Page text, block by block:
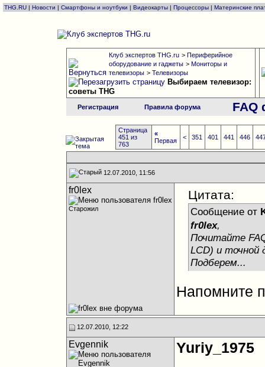
THG.RU | Новости | Смартфоны и ноутбуки | Видеокарты | Процессоры | Материнские
Клуб экспертов THG.ru > Периферийное
оборудование и гаджеты > Мониторы и
телевизоры > Телевизоры
Выбираем телевизор:
советы THG
Регистрация Правила форума FAQ
Страница
451 из
763
«
Первая
< 351 401 441 446
12.07.2010, 11:56
fr0lex
Старожил
Цитата:
Сообщение от
fr0lex,
Почитайте
LCD) и точной
Подберем...
Напомните
12.07.2010, 12:22
Evgennik Yuriy_1975